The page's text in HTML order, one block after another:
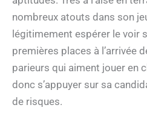
nombreux atouts dans son
légitimement espérer le voir
premières places à l’arrivée
parieurs qui aiment jouer en
donc s’appuyer sur sa
de risques.